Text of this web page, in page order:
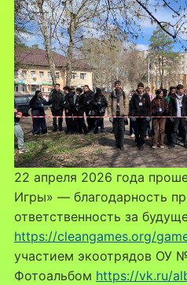
22 апреля 2026 года
Игры» — благодарность
ответственность за
https://cleangames.org/
участием экоотрядов ОУ
Фотоальбом https://vk.ru/